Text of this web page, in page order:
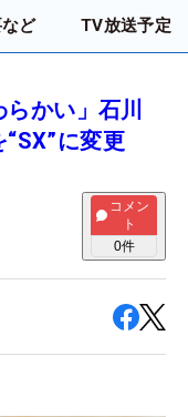
ど TV放送予定
かい」石川
に変更
コメン
ト
0件